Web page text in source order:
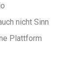
nicht Sinn
Plattform